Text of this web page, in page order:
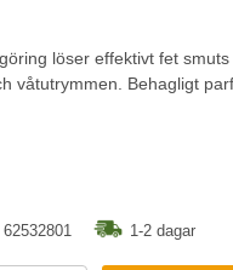
löser effektivt fet
våtutrymmen. Behagligt
62532801 1-2 dagar